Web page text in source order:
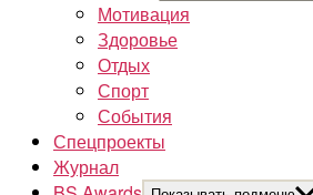
Мотивация
Здоровье
Отдых
Спорт
События
Спецпроекты
Журнал